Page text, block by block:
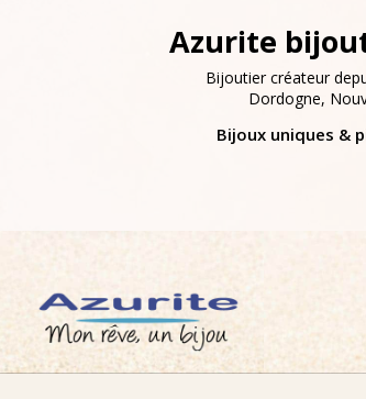
Azurite
Bijoutier créateur
Dordogne,
Bijoux uniques &